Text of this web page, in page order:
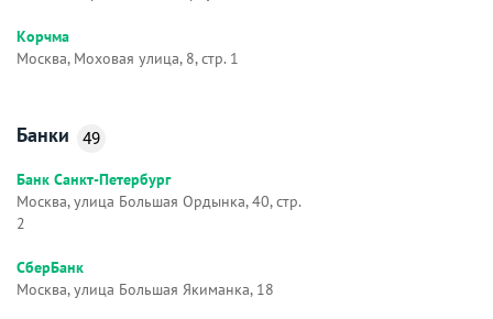
Корчма
Москва, Моховая улица, 8, стр. 1
Банки 49
Банк Санкт-Петербург
Москва, улица Большая Ордынка, 40, стр.
2
СберБанк
Москва, улица Большая Якиманка, 18